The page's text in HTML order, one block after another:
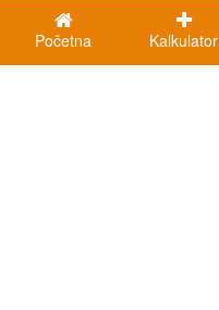
Početna Kalkulator